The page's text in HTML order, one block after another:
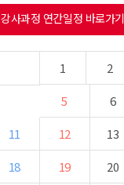
강사과정 연간일정 바로가기
1 2
5
6
11 12 13
18 19 20